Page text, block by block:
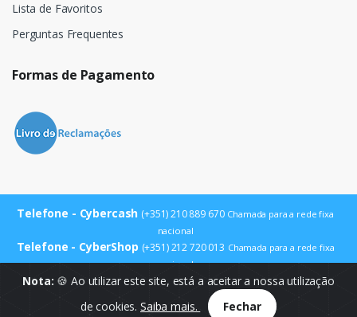
Lista de Favoritos
Perguntas Frequentes
Formas de Pagamento
Telefone - Cybercash (+351) 210 889 670 Chamada para a rede fixa
nacional
Telefone - CyberShop (+351) 212 720 013 Chamada para a rede fixa
nacional
E-mail info@cybercash.pt
© Cybercash
Nota: 🍪 Ao utilizar este site, está a aceitar a nossa utilização
de cookies. Saiba mais. Fechar